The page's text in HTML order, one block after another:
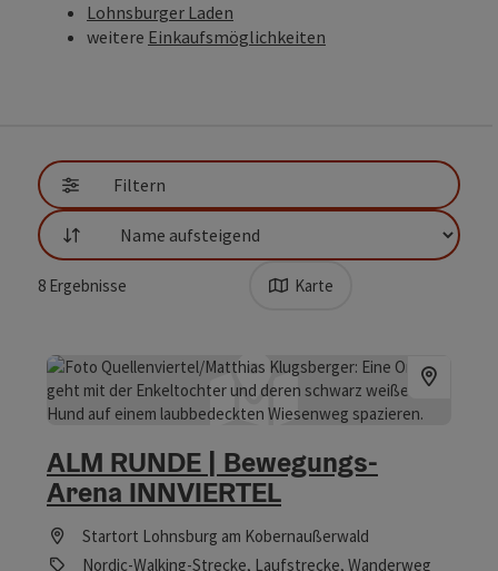
Lohnsburger Laden
weitere Einkaufsmöglichkeiten
Filtern
Sortierung
8 Ergebnisse Karte
ALM RUNDE | Bewegungs-
Arena INNVIERTEL
Startort Lohnsburg am Kobernaußerwald
Nordic-Walking-Strecke, Laufstrecke, Wanderweg